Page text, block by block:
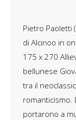
Pietro Paoletti
di Alcinoo in
175 x 270
bellunese
tra il
romanticismo.
portarono a